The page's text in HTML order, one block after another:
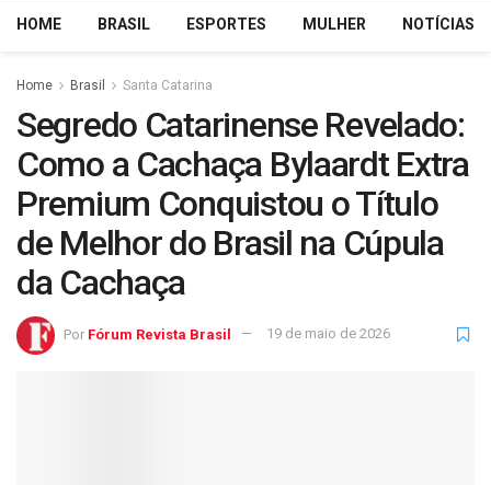
HOME BRASIL ESPORTES MULHER NOTÍCIAS
Home Brasil Santa Catarina
Segredo Catarinense Revelado:
Como a Cachaça Bylaardt Extra
Premium Conquistou o Título
de Melhor do Brasil na Cúpula
da Cachaça
Por Fórum Revista Brasil 19 de maio de 2026